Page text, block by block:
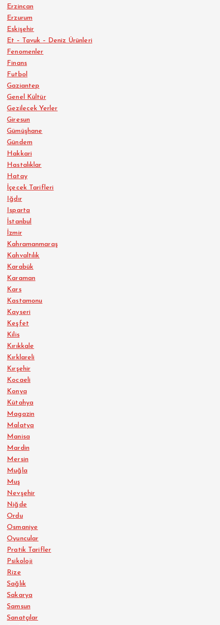
Erzincan
Erzurum
Eskişehir
Et – Tavuk – Deniz Ürünleri
Fenomenler
Finans
Futbol
Gaziantep
Genel Kültür
Gezilecek Yerler
Giresun
Gümüşhane
Gündem
Hakkari
Hastalıklar
Hatay
İçecek Tarifleri
Iğdır
Isparta
İstanbul
İzmir
Kahramanmaraş
Kahvaltılık
Karabük
Karaman
Kars
Kastamonu
Kayseri
Keşfet
Kilis
Kırıkkale
Kırklareli
Kırşehir
Kocaeli
Konya
Kütahya
Magazin
Malatya
Manisa
Mardin
Mersin
Muğla
Muş
Nevşehir
Niğde
Ordu
Osmaniye
Oyuncular
Pratik Tarifler
Psikoloji
Rize
Sağlık
Sakarya
Samsun
Sanatçılar